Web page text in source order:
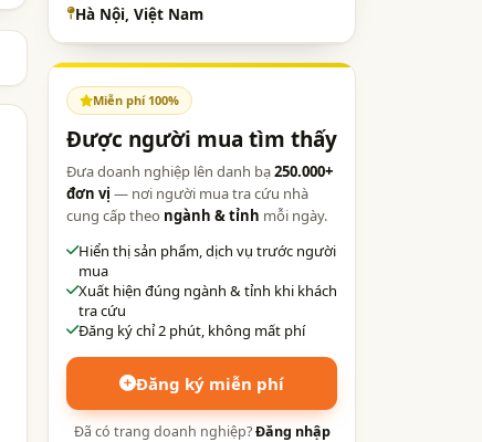
Hà Nội, Việt Nam
Miễn phí 100%
Được người mua tìm thấy
Đưa doanh nghiệp lên danh bạ250.000+
đơn vị — nơi người mua tra cứu nhà
cung cấp theo ngành & tỉnh mỗi ngày.
Hiển thị sản phẩm, dịch vụ trước người
mua
Xuất hiện đúng ngành & tỉnh khi khách
tra cứu
Đăng ký chỉ 2 phút, không mất phí
Đăng ký miễn phí
Đã có trang doanh nghiệp?Đăng nhập